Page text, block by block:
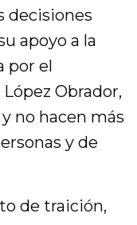
decisiones
apoyo a la
por el
Obrador,
no hacen más
y de
de traición,